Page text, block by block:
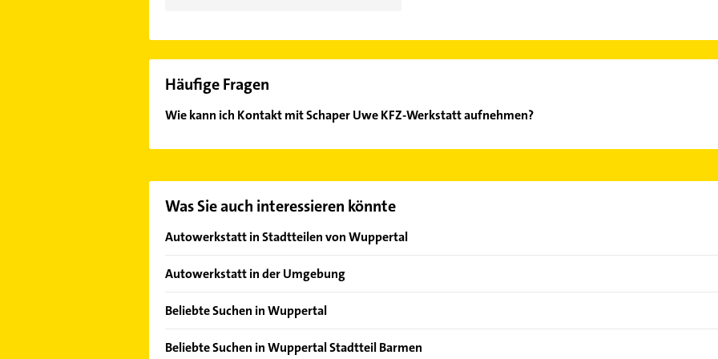
Häufige Fragen
Wie kann ich Kontakt mit Schaper Uwe KFZ-Werkstatt aufnehmen?
Was Sie auch interessieren könnte
Autowerkstatt in Stadtteilen von Wuppertal
Cronenberg
Langerfeld
Vohwinkel
Autowerkstatt in der Umgebung
Remscheid
Solingen
Beliebte Suchen in Wuppertal
Heizung & Sanitär
Beliebte Suchen in Wuppertal Stadtteil Barmen